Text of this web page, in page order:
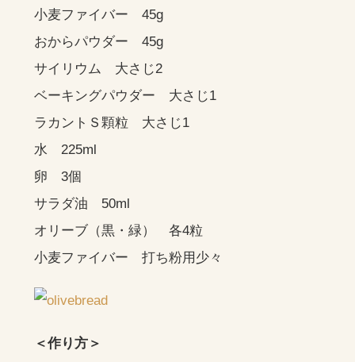
小麦ファイバー 45g
おからパウダー 45g
サイリウム 大さじ2
ベーキングパウダー 大さじ1
ラカントＳ顆粒 大さじ1
水 225ml
卵 3個
サラダ油 50ml
オリーブ（黒・緑） 各4粒
小麦ファイバー 打ち粉用少々
＜作り方＞